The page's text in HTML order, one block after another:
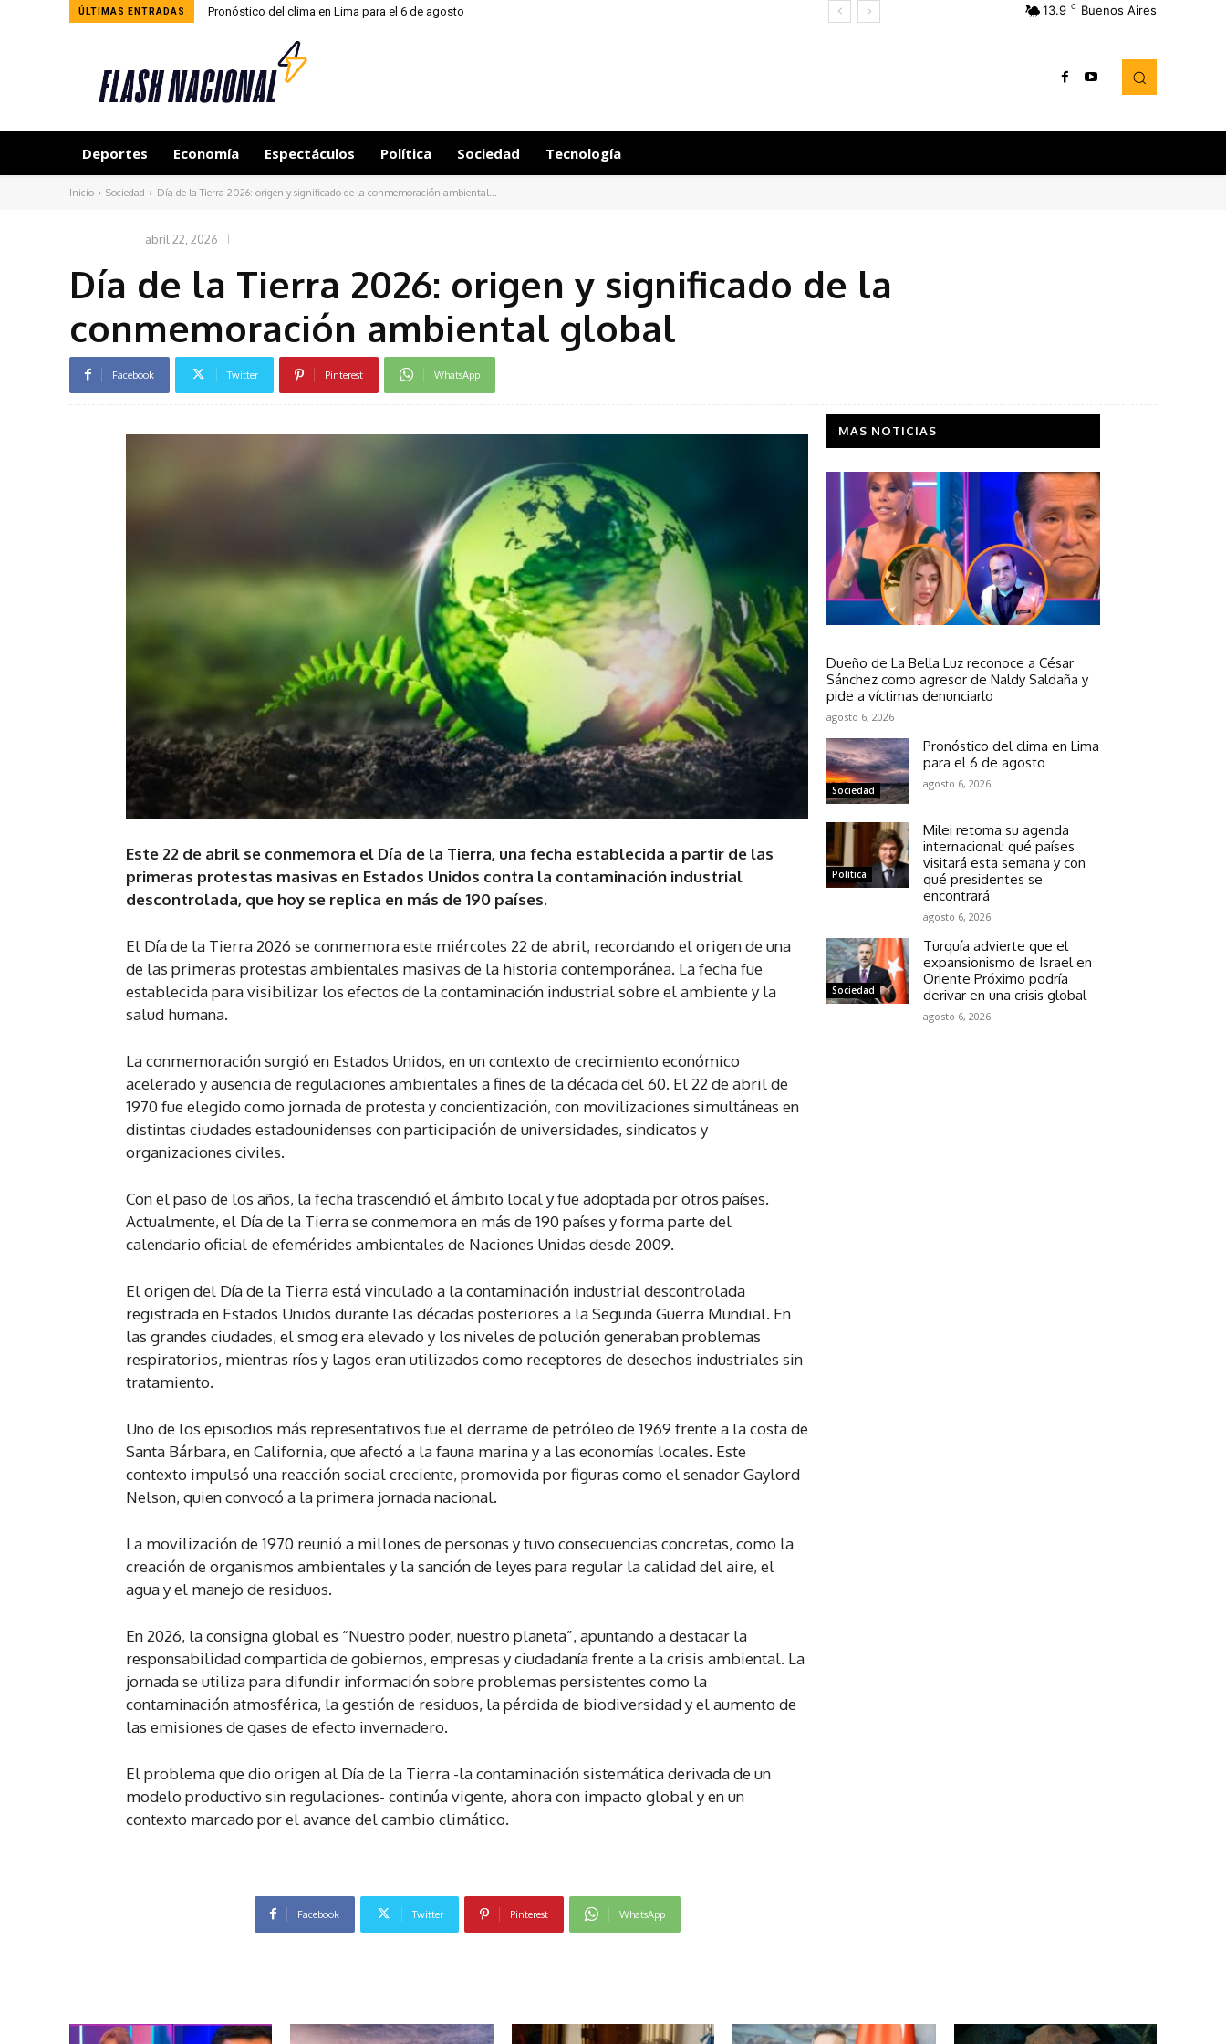
ÚLTIMAS ENTRADAS Pronóstico del clima en Lima para el 6 de agosto 13.9 C Buenos Aires
Deportes Economía Espectáculos Política Sociedad Tecnología
Inicio Sociedad Día de la Tierra 2026: origen y significado de la conmemoración ambiental...
abril 22, 2026
Día de la Tierra 2026: origen y significado de la
conmemoración ambiental global
Facebook Twitter Pinterest WhatsApp
Este 22 de abril se conmemora el Día de la Tierra, una fecha establecida a partir de las
primeras protestas masivas en Estados Unidos contra la contaminación industrial
descontrolada, que hoy se replica en más de 190 países.
El Día de la Tierra 2026 se conmemora este miércoles 22 de abril, recordando el origen de una
de las primeras protestas ambientales masivas de la historia contemporánea. La fecha fue
establecida para visibilizar los efectos de la contaminación industrial sobre el ambiente y la
salud humana.
La conmemoración surgió en Estados Unidos, en un contexto de crecimiento económico
acelerado y ausencia de regulaciones ambientales a fines de la década del 60. El 22 de abril de
1970 fue elegido como jornada de protesta y concientización, con movilizaciones simultáneas en
distintas ciudades estadounidenses con participación de universidades, sindicatos y
organizaciones civiles.
Con el paso de los años, la fecha trascendió el ámbito local y fue adoptada por otros países.
Actualmente, el Día de la Tierra se conmemora en más de 190 países y forma parte del
calendario oficial de efemérides ambientales de Naciones Unidas desde 2009.
El origen del Día de la Tierra está vinculado a la contaminación industrial descontrolada
registrada en Estados Unidos durante las décadas posteriores a la Segunda Guerra Mundial. En
las grandes ciudades, el smog era elevado y los niveles de polución generaban problemas
respiratorios, mientras ríos y lagos eran utilizados como receptores de desechos industriales sin
tratamiento.
Uno de los episodios más representativos fue el derrame de petróleo de 1969 frente a la costa de
Santa Bárbara, en California, que afectó a la fauna marina y a las economías locales. Este
contexto impulsó una reacción social creciente, promovida por figuras como el senador Gaylord
Nelson, quien convocó a la primera jornada nacional.
La movilización de 1970 reunió a millones de personas y tuvo consecuencias concretas, como la
creación de organismos ambientales y la sanción de leyes para regular la calidad del aire, el
agua y el manejo de residuos.
En 2026, la consigna global es “Nuestro poder, nuestro planeta”, apuntando a destacar la
responsabilidad compartida de gobiernos, empresas y ciudadanía frente a la crisis ambiental. La
jornada se utiliza para difundir información sobre problemas persistentes como la
contaminación atmosférica, la gestión de residuos, la pérdida de biodiversidad y el aumento de
las emisiones de gases de efecto invernadero.
El problema que dio origen al Día de la Tierra -la contaminación sistemática derivada de un
modelo productivo sin regulaciones- continúa vigente, ahora con impacto global y en un
contexto marcado por el avance del cambio climático.
Facebook Twitter Pinterest WhatsApp
MAS NOTICIAS
Dueño de La Bella Luz reconoce a César
Sánchez como agresor de Naldy Saldaña y
pide a víctimas denunciarlo
agosto 6, 2026
Sociedad
Pronóstico del clima en Lima
para el 6 de agosto
agosto 6, 2026
Política
Milei retoma su agenda
internacional: qué países
visitará esta semana y con
qué presidentes se
encontrará
agosto 6, 2026
Sociedad
Turquía advierte que el
expansionismo de Israel en
Oriente Próximo podría
derivar en una crisis global
agosto 6, 2026